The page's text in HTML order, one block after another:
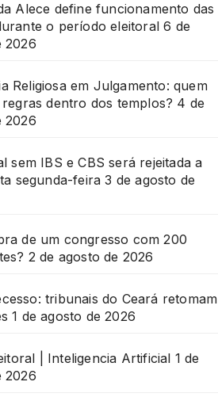
Alece define funcionamento das
o período eleitoral 6 de
2026
Religiosa em Julgamento: quem
regras dentro dos templos? 4 de
2026
sem IBS e CBS será rejeitada a
segunda-feira 3 de agosto de
de um congresso com 200
2 de agosto de 2026
tribunais do Ceará retomam
1 de agosto de 2026
| Inteligencia Artificial 1 de
2026